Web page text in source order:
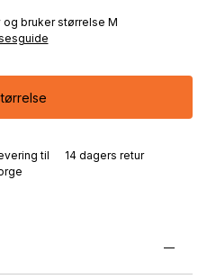
og bruker størrelse M
til
14 dagers retur